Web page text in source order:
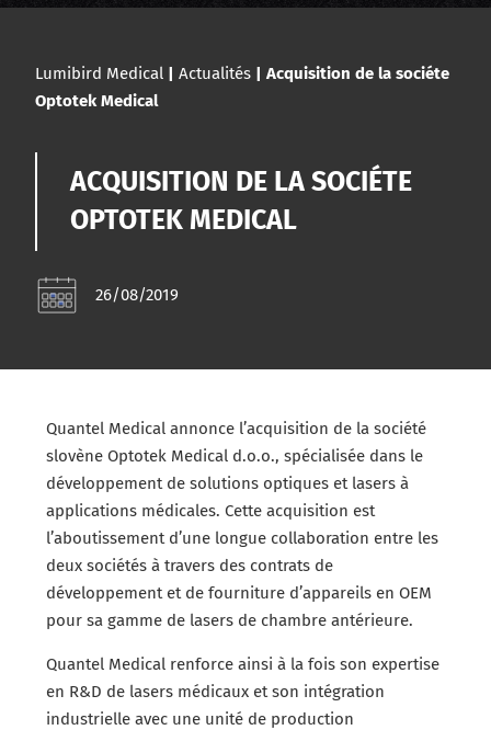
Lumibird Medical |Actualités |Acquisition de la sociéte
Optotek Medical
ACQUISITION DE LA SOCIÉTE
OPTOTEK MEDICAL
26/08/2019
Quantel Medical annonce l’acquisition de la société
slovène Optotek Medical d.o.o., spécialisée dans le
développement de solutions optiques et lasers à
applications médicales. Cette acquisition est
l’aboutissement d’une longue collaboration entre les
deux sociétés à travers des contrats de
développement et de fourniture d’appareils en OEM
pour sa gamme de lasers de chambre antérieure.
Quantel Medical renforce ainsi à la fois son expertise
en R&D de lasers médicaux et son intégration
industrielle avec une unité de production